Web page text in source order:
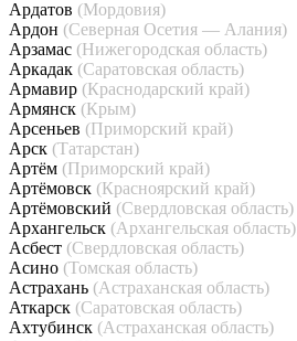
Ардатов (Мордовия)
Ардон (Северная Осетия — Алания)
Арзамас (Нижегородская область)
Аркадак (Саратовская область)
Армавир (Краснодарский край)
Армянск (Крым)
Арсеньев (Приморский край)
Арск (Татарстан)
Артём (Приморский край)
Артёмовск (Красноярский край)
Артёмовский (Свердловская область)
Архангельск (Архангельская область)
Асбест (Свердловская область)
Асино (Томская область)
Астрахань (Астраханская область)
Аткарск (Саратовская область)
Ахтубинск (Астраханская область)